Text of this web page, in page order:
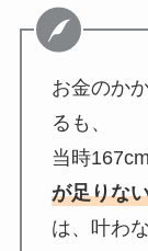
お金のか
るも、
当時
が足りな
は、叶わ